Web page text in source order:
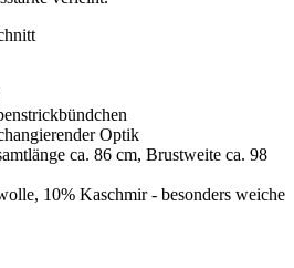
Optik
ca. 86 cm, Brustweite ca. 98
10% Kaschmir - besonders weiche